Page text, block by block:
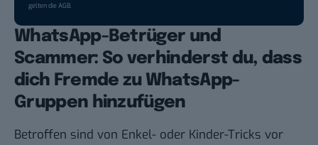
gelten dieAGB.
WhatsApp-Betrüger und
Scammer: So verhinderst du, dass
dich Fremde zu WhatsApp-
Gruppen hinzufügen
Betroffen sind von Enkel- oder Kinder-Tricks vor